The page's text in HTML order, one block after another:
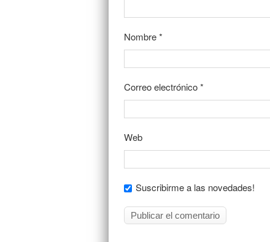
Nombre*
Correo electrónico*
Web
Suscribirme a las novedades!